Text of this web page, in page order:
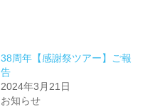
38周年【感謝祭ツアー】ご報
告
2024年3月21日
お知らせ